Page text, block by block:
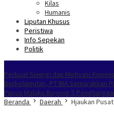
Kilas
Humanis
Liputan Khusus
Peristiwa
Info Sepekan
Politik
Perkuat Sinergi dan Motivasi
Berkelanjutan, PT BIA Semarakkan
Papua Maluku Boyong 5
Beranda
Daerah Hjaukan